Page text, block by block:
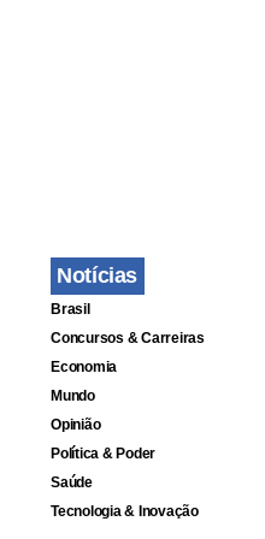
Notícias
Brasil
Concursos & Carreiras
Economia
Mundo
Opinião
Política & Poder
Saúde
Tecnologia & Inovação